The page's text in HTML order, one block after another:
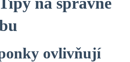
ovlivňují